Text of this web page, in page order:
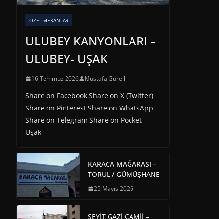
ÖZEL MEKANLAR
ULUBEY KANYONLARI –
ULUBEY- UŞAK
16 Temmuz 2026 Mustafa Gürelli
Share on Facebook Share on X (Twitter)
Share on Pinterest Share on WhatsApp
Share on Telegram Share on Pocket
Uşak
KARACA MAĞARASI –
TORUL / GÜMÜŞHANE
25 Mayıs 2026
SEYİT GAZİ CAMİİ –